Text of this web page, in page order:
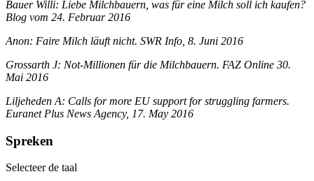
Bauer Willi: Liebe Milchbauern, was für eine Milch soll ich kaufen?
Blog vom 24. Februar 2016
Anon: Faire Milch läuft nicht. SWR Info, 8. Juni 2016
Grossarth J: Not-Millionen für die Milchbauern. FAZ Online 30.
Mai 2016
Liljeheden A: Calls for more EU support for struggling farmers.
Euranet Plus News Agency, 17. May 2016
Spreken
Selecteer de taal